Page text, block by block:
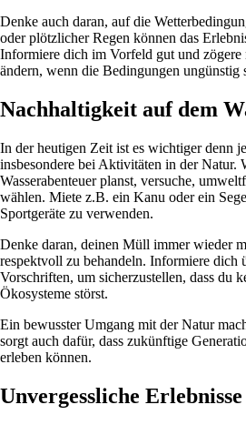
Denke auch daran, auf die
oder plötzlicher Regen können das
Informiere dich im Vorfeld gut und zögere
ändern, wenn die Bedingungen ungünstig
Nachhaltigkeit auf dem
In der heutigen Zeit ist es wichtiger denn
insbesondere bei Aktivitäten in der Natur.
Wasserabenteuer planst, versuche,
wählen. Miete z.B. ein Kanu oder ein
Sportgeräte zu verwenden.
Denke daran, deinen Müll immer wieder
respektvoll zu behandeln. Informiere dich
Vorschriften, um sicherzustellen, dass du
Ökosysteme störst.
Ein bewusster Umgang mit der Natur
sorgt auch dafür, dass zukünftige
erleben können.
Unvergessliche